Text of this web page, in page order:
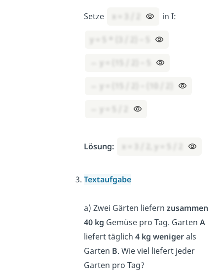
Setze
x = 3 / 2 in I:
y = 5 * (3 / 2) – 5
⇔ y = (15 / 2) – 5
⇔ y = (15 / 2) – (10 / 2)
⇔ y = 5 / 2
Lösung:
x = 3 / 2​, y = 5 / 2
Textaufgabe
a) Zwei Gärten liefern zusammen
40 kg Gemüse pro Tag. Garten A
liefert täglich 4 kg wenigerals
Garten B. Wie viel liefert jeder
Garten pro Tag?